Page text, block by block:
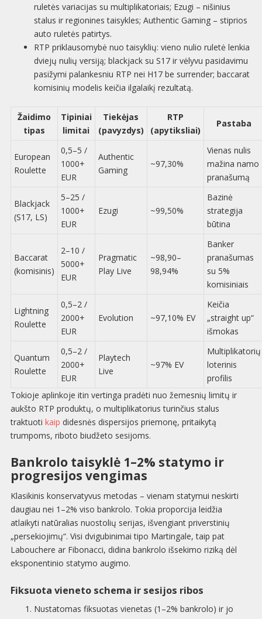
ruletės variacijas su multiplikatoriais; Ezugi – nišinius
stalus ir regionines taisykles; Authentic Gaming – stiprios
auto ruletės patirtys.
RTP priklausomybė nuo taisyklių: vieno nulio ruletė lenkia
dviejų nulių versiją; blackjack su S17 ir vėlyvu pasidavimu
pasižymi palankesniu RTP nei H17 be surrender; baccarat
komisinių modelis keičia ilgalaikį rezultatą.
Žaidimo
tipas
Tipiniai
limitai
Tiekėjas
(pavyzdys)
RTP
(apytiksliai)
Pastaba
European
Roulette
0,5–5 /
1000+
EUR
Authentic
Gaming
~97,30%
Vienas nulis
mažina namo
pranašumą
Blackjack
(S17, LS)
5–25 /
1000+
EUR
Ezugi ~99,50%
Bazinė
strategija
būtina
Baccarat
(komisinis)
2–10 /
5000+
EUR
Pragmatic
Play Live
~98,90–
98,94%
Banker
pranašumas
su 5%
komisiniais
Lightning
Roulette
0,5–2 /
2000+
EUR
Evolution ~97,10% EV
Keičia
„straight up“
išmokas
Quantum
Roulette
0,5–2 /
2000+
EUR
Playtech
Live
~97% EV
Multiplikatorių
loterinis
profilis
Tokioje aplinkoje itin vertinga pradėti nuo žemesnių limitų ir
aukšto RTP produktų, o multiplikatorius turinčius stalus
traktuoti kaip didesnės dispersijos priemonę, pritaikytą
trumpoms, riboto biudžeto sesijoms.
Bankrolo taisyklė 1–2% statymo ir
progresijos vengimas
Klasikinis konservatyvus metodas – vienam statymui neskirti
daugiau nei 1–2% viso bankrolo. Tokia proporcija leidžia
atlaikyti natūralias nuostolių serijas, išvengiant priverstinių
„persekiojimų“. Visi dvigubinimai tipo Martingale, taip pat
Labouchere ar Fibonacci, didina bankrolo išsekimo riziką dėl
eksponentinio statymo augimo.
Fiksuota vieneto schema ir sesijos ribos
Nustatomas fiksuotas vienetas (1–2% bankrolo) ir jo